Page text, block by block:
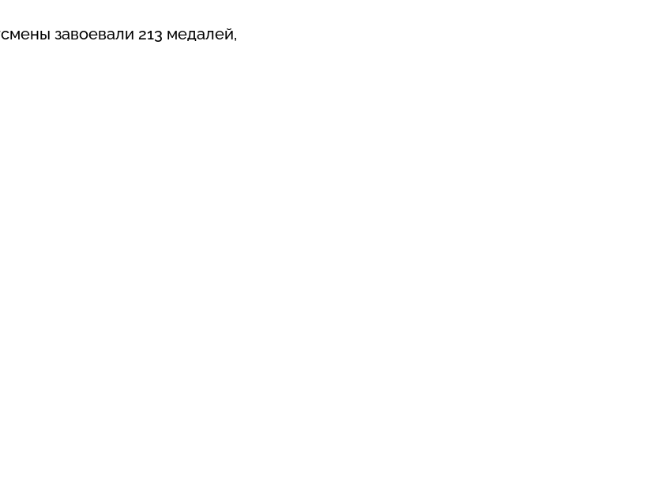
завоевали 213 медалей,